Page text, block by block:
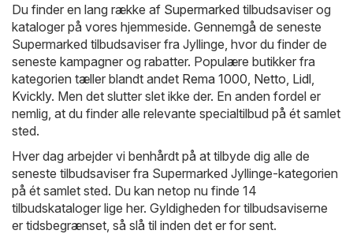
Du finder en lang række af Supermarked tilbudsaviser og
kataloger på vores hjemmeside. Gennemgå de seneste
Supermarked tilbudsaviser fra Jyllinge, hvor du finder de
seneste kampagner og rabatter. Populære butikker fra
kategorien tæller blandt andet Rema 1000 Netto Lidl
Kvickly. Men det slutter slet ikke der. En anden fordel er
nemlig, at du finder alle relevante specialtilbud på ét samlet
sted.
Hver dag arbejder vi benhårdt på at tilbyde dig alle de
seneste tilbudsaviser fra Supermarked Jyllinge-kategorien
på ét samlet sted. Du kan netop nu finde 14
tilbudskataloger lige her. Gyldigheden for tilbudsaviserne
er tidsbegrænset, så slå til inden det er for sent.